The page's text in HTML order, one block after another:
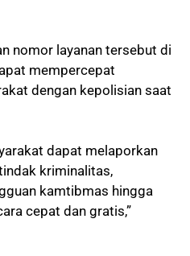
nomor layanan tersebut di
mempercepat
dengan kepolisian saat
dapat melaporkan
kriminalitas,
kamtibmas hingga
cepat dan gratis,”